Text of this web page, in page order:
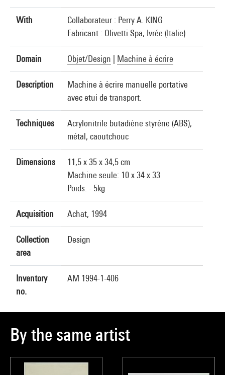
With
Collaborateur : Perry A. KING
Fabricant : Olivetti Spa, Ivrée (Italie)
Domain Objet/Design Machine à écrire
Description
Machine à écrire manuelle portative
avec etui de transport.
Techniques
Acrylonitrile butadiène styrène (ABS),
métal, caoutchouc
Dimensions
11,5 x 35 x 34,5 cm
Machine seule: 10 x 34 x 33
Poids: - 5kg
Acquisition Achat, 1994
Collection
area
Design
Inventory
no.
AM 1994-1-406
By the same artist